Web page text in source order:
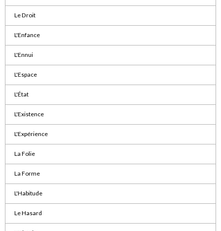
Le Droit
L'Enfance
L'Ennui
L'Espace
L'État
L'Existence
L'Expérience
La Folie
La Forme
L'Habitude
Le Hasard